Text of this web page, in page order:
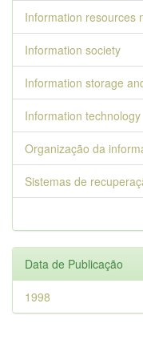
Information resources
Information society
Information storage
Information technology
Organização da
Sistemas de
Data de Publicação
1998